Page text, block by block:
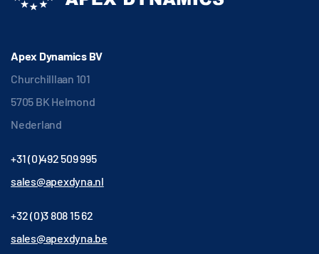
Apex Dynamics BV
Churchilllaan 101
5705 BK Helmond
Nederland
+31 (0)492 509 995
sales@apexdyna.nl
+32 (0)3 808 15 62
sales@apexdyna.be